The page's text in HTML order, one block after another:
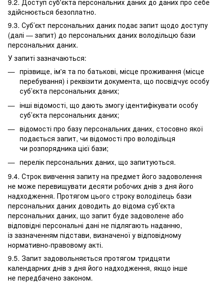
9.2. Доступ суб'єкта персональних даних до даних про себе
здійснюється безоплатно.
9.3. Суб’єкт персональних даних подає запит щодо доступу
(далі — запит) до персональних даних володільцю бази
персональних даних.
У запиті зазначаються:
прізвище, ім'я та по батькові, місце проживання (місце
перебування) і реквізити документа, що посвідчує особу
суб’єкта персональних даних;
інші відомості, що дають змогу ідентифікувати особу
суб’єкта персональних даних;
відомості про базу персональних даних, стосовно якої
подається запит, чи відомості про володільця
чи розпорядника цієї бази;
перелік персональних даних, що запитуються.
9.4. Строк вивчення запиту на предмет його задоволення
не може перевищувати десяти робочих днів з дня його
надходження. Протягом цього строку володілець бази
персональних даних доводить до відома суб’єкта
персональних даних, що запит буде задоволене або
відповідні персональні дані не підлягають наданню,
із зазначенням підстави, визначеної у відповідному
нормативно-правовому акті.
9.5. Запит задовольняється протягом тридцяти
календарних днів з дня його надходження, якщо інше
не передбачено законом.